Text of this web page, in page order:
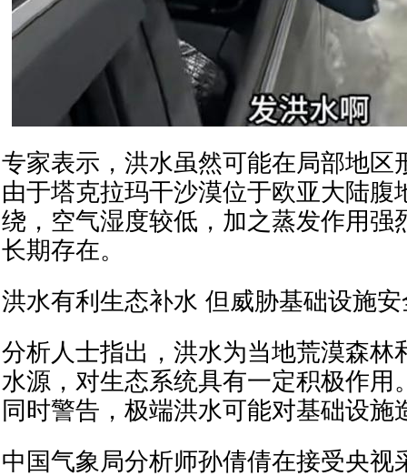
专家表示，洪水虽然可能在局部地区
由于塔克拉玛干沙漠位于欧亚大陆腹
绕，空气湿度较低，加之蒸发作用强
长期存在。
洪水有利生态补水 但威胁基础设施安
分析人士指出，洪水为当地荒漠森林
水源，对生态系统具有一定积极作用
同时警告，极端洪水可能对基础设施
中国气象局分析师孙倩倩在接受央视